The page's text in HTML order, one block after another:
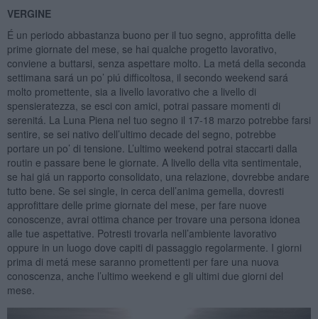
VERGINE
É un periodo abbastanza buono per il tuo segno, approfitta delle
prime giornate del mese, se hai qualche progetto lavorativo,
conviene a buttarsi, senza aspettare molto. La metá della seconda
settimana sará un po’ piú difficoltosa, il secondo weekend sará
molto promettente, sia a livello lavorativo che a livello di
spensieratezza, se esci con amici, potrai passare momenti di
serenitá. La Luna Piena nel tuo segno il 17-18 marzo potrebbe farsi
sentire, se sei nativo dell’ultimo decade del segno, potrebbe
portare un po’ di tensione. L’ultimo weekend potrai staccarti dalla
routin e passare bene le giornate. A livello della vita sentimentale,
se hai giá un rapporto consolidato, una relazione, dovrebbe andare
tutto bene. Se sei single, in cerca dell’anima gemella, dovresti
approfittare delle prime giornate del mese, per fare nuove
conoscenze, avrai ottima chance per trovare una persona idonea
alle tue aspettative. Potresti trovarla nell’ambiente lavorativo
oppure in un luogo dove capiti di passaggio regolarmente. I giorni
prima di metá mese saranno promettenti per fare una nuova
conoscenza, anche l’ultimo weekend e gli ultimi due giorni del
mese.